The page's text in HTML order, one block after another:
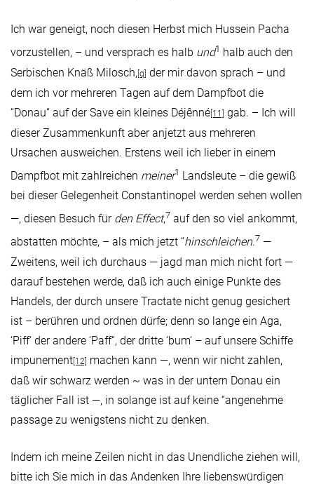
Ich war geneigt, noch diesen Herbst mich Hussein Pacha
vorzustellen, – und versprach es halb und1 halb auch den
Serbischen Knäß Milosch,[q] der mir davon sprach – und
dem ich vor mehreren Tagen auf dem Dampfbot die
“Donau“ auf der Save ein kleines Déjênné[11] gab. – Ich will
dieser Zusammenkunft aber anjetzt aus mehreren
Ursachen ausweichen. Erstens weil ich lieber in einem
Dampfbot mit zahlreichen meiner1 Landsleute – die gewiß
bei dieser Gelegenheit Constantinopel werden sehen wollen
—, diesen Besuch für den Effect,7 auf den so viel ankommt,
abstatten möchte, – als mich jetzt “hinschleichen.7 —
Zweitens, weil ich durchaus — jagd man mich nicht fort —
darauf bestehen werde, daß ich auch einige Punkte des
Handels, der durch unsere Tractate nicht genug gesichert
ist – berühren und ordnen dürfe; denn so lange ein Aga,
‘Piff‘ der andere ‘Paff“, der dritte ‘bum‘ – auf unsere Schiffe
impunement[12] machen kann —, wenn wir nicht zahlen,
daß wir schwarz werden ~ was in der untern Donau ein
täglicher Fall ist —, in solange ist auf keine “angenehme
passage zu wenigstens nicht zu denken.
Indem ich meine Zeilen nicht in das Unendliche ziehen will,
bitte ich Sie mich in das Andenken Ihre liebenswürdigen